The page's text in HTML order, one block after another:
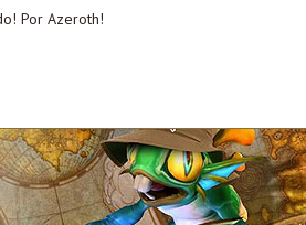
Por Azeroth!